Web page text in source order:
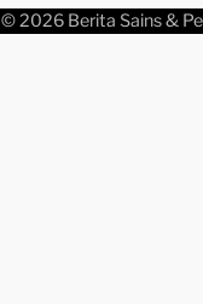
© 2026 Berita Sains &